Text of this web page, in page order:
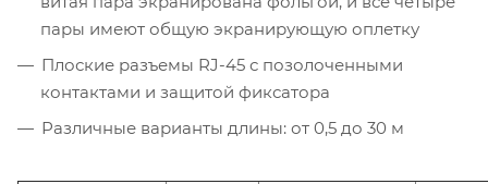
пары имеют общую экранирующую оплетку
Плоские разъемы RJ-45 с позолоченными
контактами и защитой фиксатора
Различные варианты длины: от 0,5 до 30 м